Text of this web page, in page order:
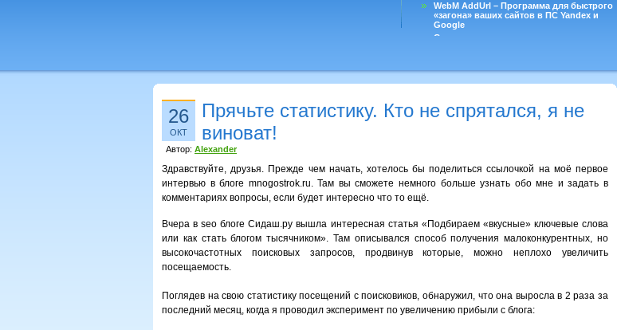
WebM AddUrl – Программа для быстрого
«загона» ваших сайтов в ПС Yandex и
Google
Существует вопросы, на которые не
26
ОКТ
Прячьте статистику. Кто не спрятался, я не
виноват!
Автор: Alexander
Здравствуйте, друзья. Прежде чем начать, хотелось бы поделиться ссылочкой на моё первое
интервью в блоге mnogostrok.ru. Там вы сможете немного больше узнать обо мне и задать в
комментариях вопросы, если будет интересно что то ещё.
Вчера в seo блоге Сидаш.ру вышла интересная статья «Подбираем «вкусные» ключевые слова
или как стать блогом тысячником». Там описывался способ получения малоконкурентных, но
высокочастотных поисковых запросов, продвинув которые, можно неплохо увеличить
посещаемость.
Поглядев на свою статистику посещений с поисковиков, обнаружил, что она выросла в 2 раза за
последний месяц, когда я проводил эксперимент по увеличению прибыли с блога: